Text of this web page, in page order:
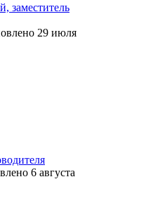
заместитель
29 июля
6 августа